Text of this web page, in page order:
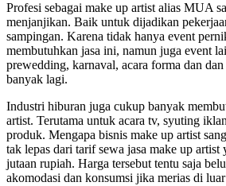
Profesi sebagai make up artist alias MUA
menjanjikan. Baik untuk dijadikan
sampingan. Karena tidak hanya event
membutuhkan jasa ini, namun juga event
prewedding, karnaval, acara forma dan
banyak lagi.
Industri hiburan juga cukup banyak
artist. Terutama untuk acara tv, syuting
produk. Mengapa bisnis make up artist
tak lepas dari tarif sewa jasa make up artist
jutaan rupiah. Harga tersebut tentu saja
akomodasi dan konsumsi jika merias di